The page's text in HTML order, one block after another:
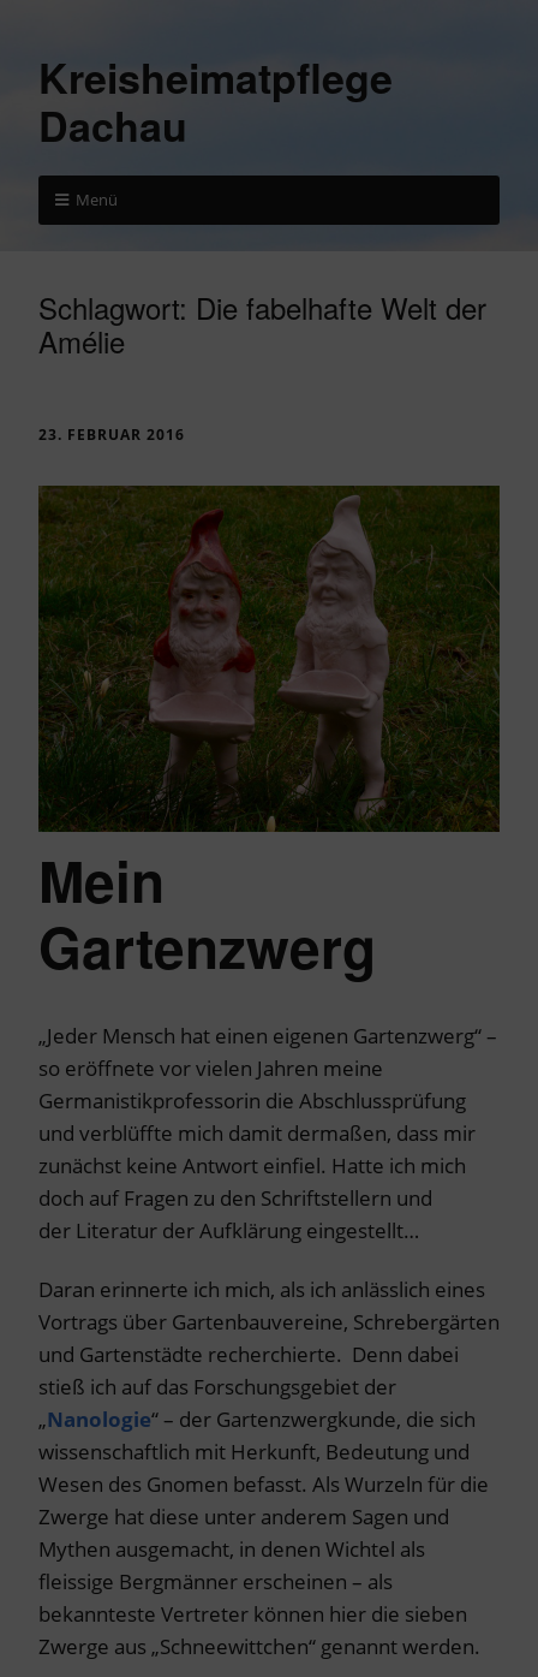
Kreisheimatpflege
Dachau
Menü
Schlagwort: Die fabelhafte Welt der
Amélie
23. FEBRUAR 2016
Mein
Gartenzwerg
„Jeder Mensch hat einen eigenen Gartenzwerg“ –
so eröffnete vor vielen Jahren meine
Germanistikprofessorin die Abschlussprüfung
und verblüffte mich damit dermaßen, dass mir
zunächst keine Antwort einfiel. Hatte ich mich
doch auf Fragen zu den Schriftstellern und
der Literatur der Aufklärung eingestellt…
Daran erinnerte ich mich, als ich anlässlich eines
Vortrags über Gartenbauvereine, Schrebergärten
und Gartenstädte recherchierte. Denn dabei
stieß ich auf das Forschungsgebiet der
„Nanologie“ – der Gartenzwergkunde, die sich
wissenschaftlich mit Herkunft, Bedeutung und
Wesen des Gnomen befasst. Als Wurzeln für die
Zwerge hat diese unter anderem Sagen und
Mythen ausgemacht, in denen Wichtel als
fleissige Bergmänner erscheinen – als
bekannteste Vertreter können hier die sieben
Zwerge aus „Schneewittchen“ genannt werden.